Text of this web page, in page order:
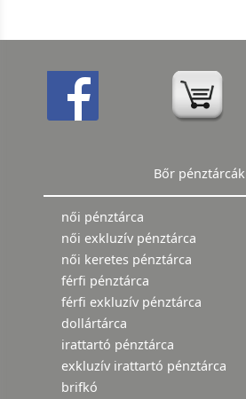
Bőr pénztárcák
női pénztárca
női exkluzív pénztárca
női keretes pénztárca
férfi pénztárca
férfi exkluzív pénztárca
dollártárca
irattartó pénztárca
exkluzív irattartó pénztárca
brifkó